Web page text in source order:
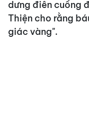
dưng điên cuồng
Thiện cho rằng
giác vàng".